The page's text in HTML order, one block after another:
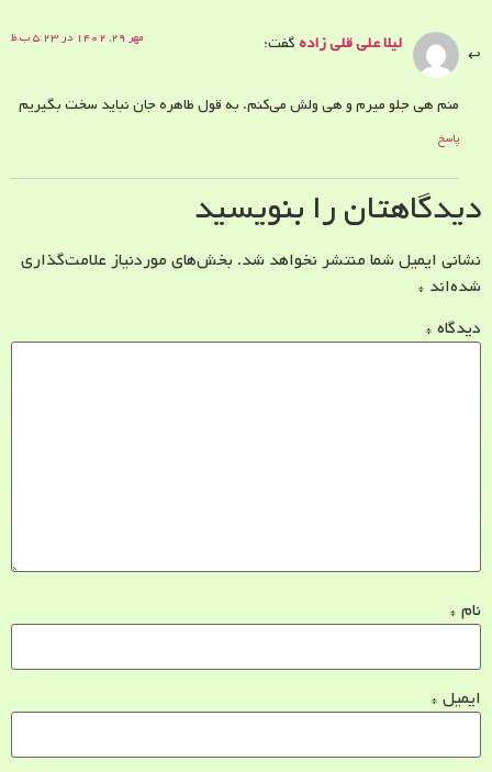
لیلا علی قلی زادهگفت: مهر ۲۹, ۱۴۰۲ در ۵:۲۳ ب.ظ
منم هی جلو میرم و هی ولش می‌کنم. به قول طاهره جان نباید سخت بگیریم
پاسخ
دیدگاهتان را بنویسید
نشانی ایمیل شما منتشر نخواهد شد. بخش‌های موردنیاز علامت‌گذاری
شده‌اند *
دیدگاه *
نام *
ایمیل *